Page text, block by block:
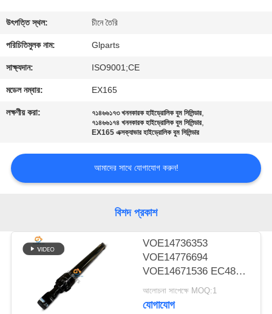
গুণমান
নিয়ন্ত্রণ
আমাদের
সাথে
করুন
খবর
উৎপত্তি স্থল: চীনে তৈরি
পরিচিতিমুলক নাম: Glparts
সাক্ষ্যদান: ISO9001;CE
মডেল নম্বার: EX165
লক্ষণীয় করা: ৭১৪৬৬১৭৩ খননকারক হাইড্রোলিক বুম সিলিন্ডার,
৭১৪৬৬১৭৪ খননকারক হাইড্রোলিক বুম সিলিন্ডার,
EX165 এক্সক্যাভার হাইড্রোলিক বুম সিলিন্ডার
আমাদের সাথে যোগাযোগ করুন!
বিশদ প্রকাশ
VOE14736353
VOE14776694
VOE14671536 EC480D
EC480E EC750E এর
জন্য আর্ম বুম বকেট
আলোচনা সাপেক্ষে MOQ:1
যোগাযোগ